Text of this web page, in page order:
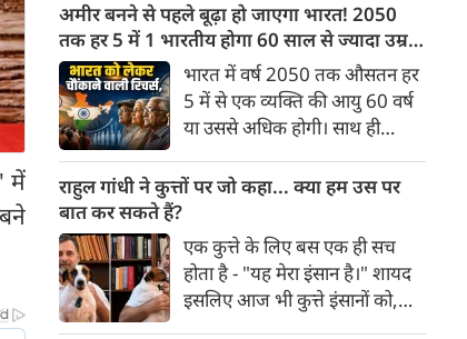
में
अमीर बनने से पहले बूढ़ा हो जाएगा भारत! 2050
तक हर 5 में 1 भारतीय होगा 60 साल से ज्यादा उम्र
का
भारत में वर्ष 2050 तक औसतन हर
5 में से एक व्यक्ति की आयु 60 वर्ष
या उससे अधिक होगी। साथ ही
भारत में रहेंगे। ‘ट्रांसफॉर्म रूरल
अनुसार भारत विकसित देशों के
विपरीत समृद्ध बनने से पहले ही वृद्ध
होती आबादी वाले देश की श्रेणी में
पहुंच रहा है।
राहुल गांधी ने कुत्तों पर जो कहा... क्या हम उस पर
बात कर सकते हैं?
एक कुत्ते के लिए बस एक ही सच
होता है - "यह मेरा इंसान है।" शायद
इसलिए आज भी कुत्ते इंसानों को,